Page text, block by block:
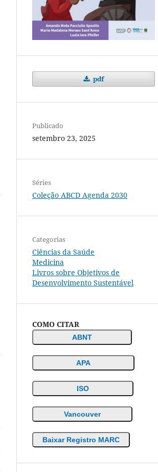
pdf
Publicado
setembro 23, 2025
Séries
Coleção ABCD Agenda 2030
Categorias
Ciências da Saúde
Medicina
Livros sobre Objetivos de
Desenvolvimento Sustentável
COMO CITAR
ABNT
APA
ISO
Vancouver
Baixar Registro MARC